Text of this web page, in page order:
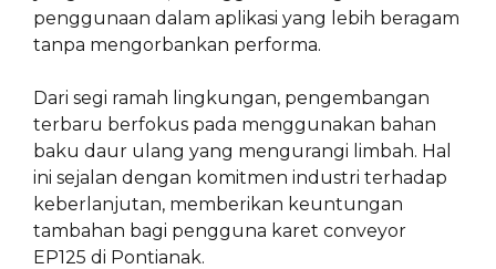
penggunaan dalam aplikasi yang lebih beragam
tanpa mengorbankan performa.
Dari segi ramah lingkungan, pengembangan
terbaru berfokus pada menggunakan bahan
baku daur ulang yang mengurangi limbah. Hal
ini sejalan dengan komitmen industri terhadap
keberlanjutan, memberikan keuntungan
tambahan bagi pengguna karet conveyor
EP125 di Pontianak.